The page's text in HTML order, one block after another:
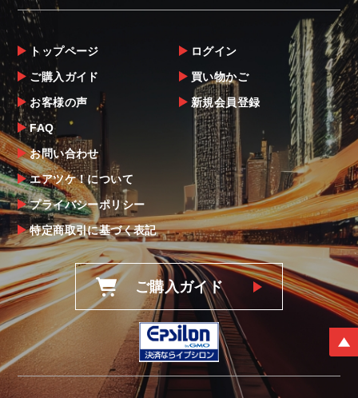
トップページ
ご購入ガイド
お客様の声
FAQ
お問い合わせ
エアツケ！について
プライバシーポリシー
特定商取引に基づく表記
ログイン
買い物かご
新規会員登録
ご購入ガイド